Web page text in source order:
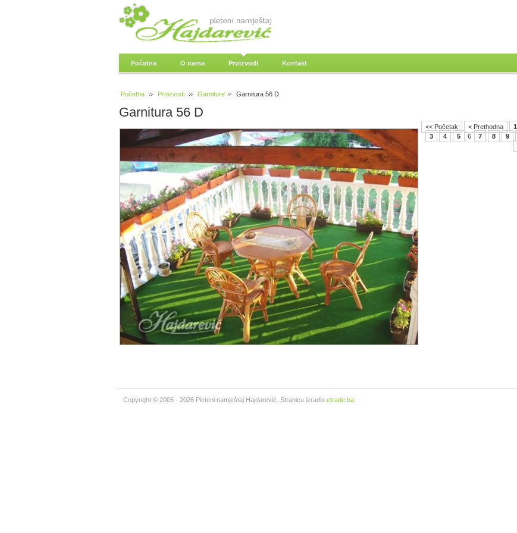
Početna O nama Proizvodi Kontakt
Početna Proizvodi Garniture Garnitura 56 D
Garnitura 56 D
<< Početak < Prethodna 1
3
4 5 6 7 8 9
Copyright © 2005 - 2026 Pleteni namještaj Hajdarević. Stranicu izradio etrade.ba